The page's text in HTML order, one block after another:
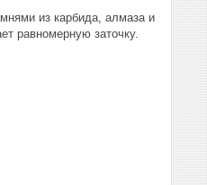
из карбида, алмаза и
равномерную заточку.